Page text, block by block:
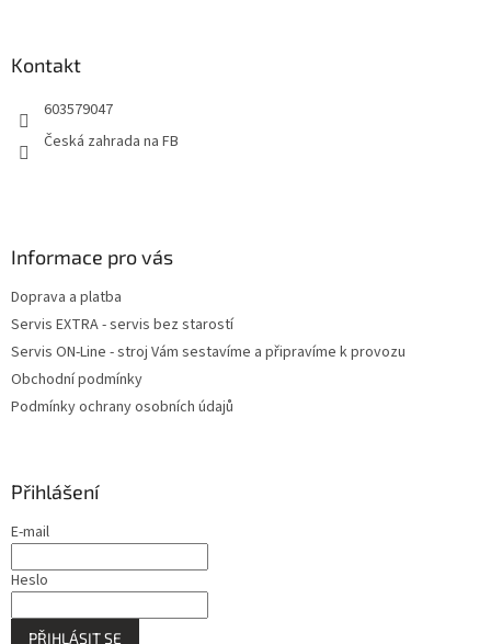
Kontakt
603579047
Česká zahrada na FB
Informace pro vás
Doprava a platba
Servis EXTRA - servis bez starostí
Servis ON-Line - stroj Vám sestavíme a připravíme k provozu
Obchodní podmínky
Podmínky ochrany osobních údajů
Přihlášení
E-mail
Heslo
PŘIHLÁSIT SE